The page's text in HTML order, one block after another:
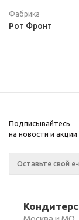
Фабрика
Рот Фронт
Подписывайтесь
на новости и акции